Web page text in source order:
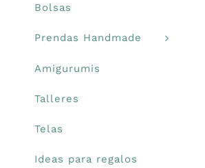
Bolsas
Prendas Handmade
Amigurumis
Talleres
Telas
Ideas para regalos